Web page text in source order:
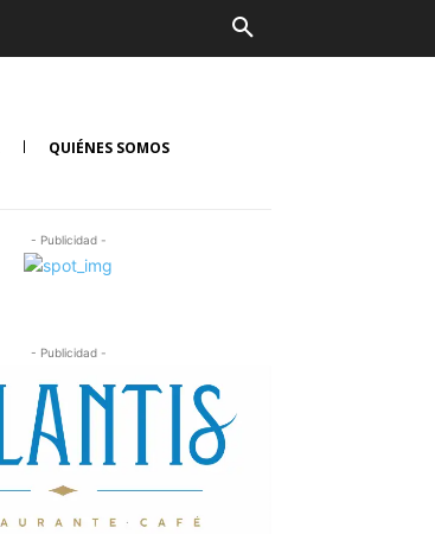
QUIÉNES SOMOS
- Publicidad -
- Publicidad -